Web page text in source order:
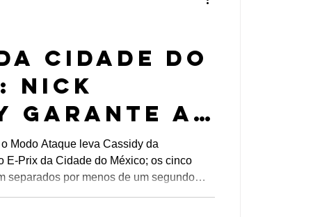
CIDADE DO
Nick
garante a
vitória da
na
E
Modo Ataque leva Cassidy da
E-Prix da Cidade do México; os cinco
separados por menos de um segundo
da Fórmula E . Mestre em escolher o